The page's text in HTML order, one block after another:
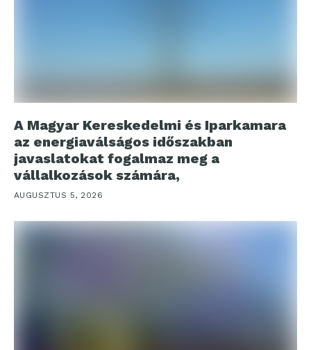
A Magyar Kereskedelmi és Iparkamara
az energiaválságos időszakban
javaslatokat fogalmaz meg a
vállalkozások számára,
AUGUSZTUS 5, 2026